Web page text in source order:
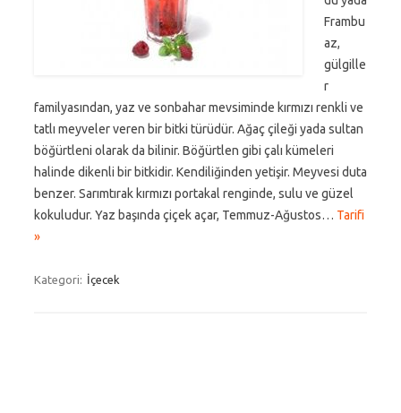
Frambu
az,
gülgille
r
familyasından, yaz ve sonbahar mevsiminde kırmızı renkli ve
tatlı meyveler veren bir bitki türüdür. Ağaç çileği yada sultan
böğürtleni olarak da bilinir. Böğürtlen gibi çalı kümeleri
halinde dikenli bir bitkidir. Kendiliğinden yetişir. Meyvesi duta
benzer. Sarımtırak kırmızı portakal renginde, sulu ve güzel
kokuludur. Yaz başında çiçek açar, Temmuz-Ağustos… Tarifi
»
Kategori: İçecek